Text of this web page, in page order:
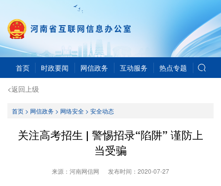
首页 时政要闻 网信政务 互动服务 热点专题
<返回上级
首页> 网信政务> 网络安全> 安全动态
关注高考招生 | 警惕招录“陷阱” 谨防上
当受骗
来源：河南网信网 发布时间： 2020-07-27